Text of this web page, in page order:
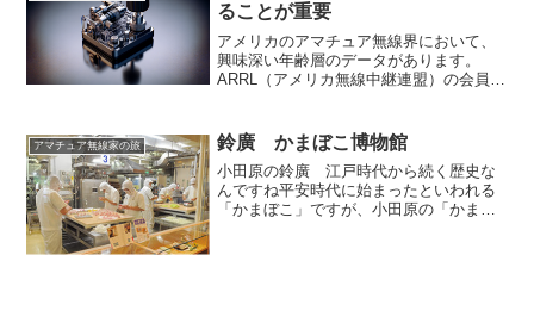
ることが重要
アメリカのアマチュア無線界において、
興味深い年齢層のデータがあります。
ARRL（アメリカ無線中継連盟）の会員
す。これらのデータから、全体の平均年
齢は...
アマチュア無線家の旅 鈴廣 かまぼこ博物館
小田原の鈴廣 江戸時代から続く歴史な
んですね平安時代に始まったといわれる
「かまぼこ」ですが、小田原の「かまぼ